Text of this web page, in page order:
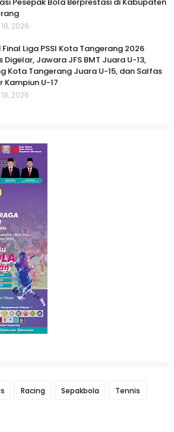
2026
Liga PSSI Kota Tangerang 2026
Digelar, Jawara JFS BMT Juara U-13,
Kota Tangerang Juara U-15, dan Salfas
Kampiun U-17
2026
Racing Sepakbola Tennis